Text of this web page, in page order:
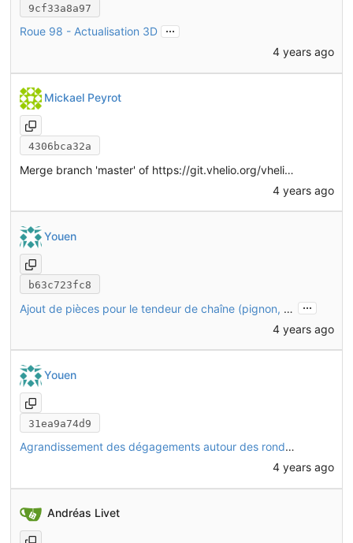
9cf33a8a97
Roue 98 - Actualisation 3D ...
4 years ago
Mickael Peyrot
4306bca32a
Merge branch 'master' of https://git.vhelio.org/vhelio/vheliotech-freecad
4 years ago
Youen
b63c723fc8
Ajout de pièces pour le tendeur de chaîne (pignon, ressort, maillon rapide)
...
4 years ago
Youen
31ea9a74d9
Agrandissement des dégagements autour des rondelles
4 years ago
Andréas Livet